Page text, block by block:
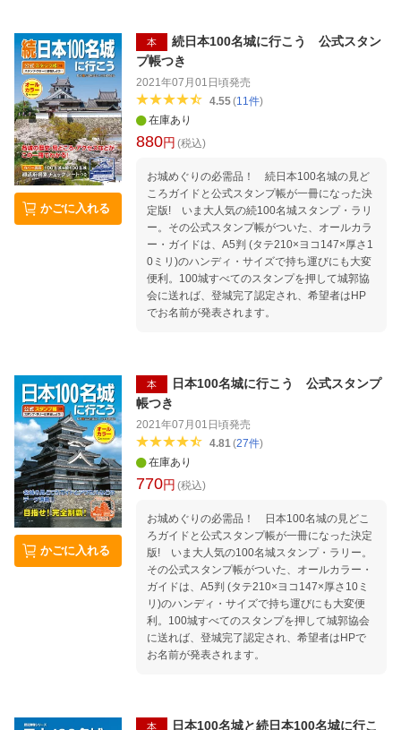
かごに入れる
本
続日本100名城に行こう 公式スタン
プ帳つき
2021年07月01日頃発売
4.55(11件)
在庫あり
880円 (税込)
お城めぐりの必需品！ 続日本100名城の見ど
ころガイドと公式スタンプ帳が一冊になった決
定版! いま大人気の続100名城スタンプ・ラリ
ー。その公式スタンプ帳がついた、オールカラ
ー・ガイドは、A5判 (タテ210×ヨコ147×厚さ1
0ミリ)のハンディ・サイズで持ち運びにも大変
便利。100城すべてのスタンプを押して城郭協
会に送れば、登城完了認定され、希望者はHP
でお名前が発表されます。
かごに入れる
本
日本100名城に行こう 公式スタンプ
帳つき
2021年07月01日頃発売
4.81(27件)
在庫あり
770円 (税込)
お城めぐりの必需品！ 日本100名城の見どこ
ろガイドと公式スタンプ帳が一冊になった決定
版! いま大人気の100名城スタンプ・ラリー。
その公式スタンプ帳がついた、オールカラー・
ガイドは、A5判 (タテ210×ヨコ147×厚さ10ミ
リ)のハンディ・サイズで持ち運びにも大変便
利。100城すべてのスタンプを押して城郭協会
に送れば、登城完了認定され、希望者はHPで
お名前が発表されます。
本 日本100名城と続日本100名城に行こ